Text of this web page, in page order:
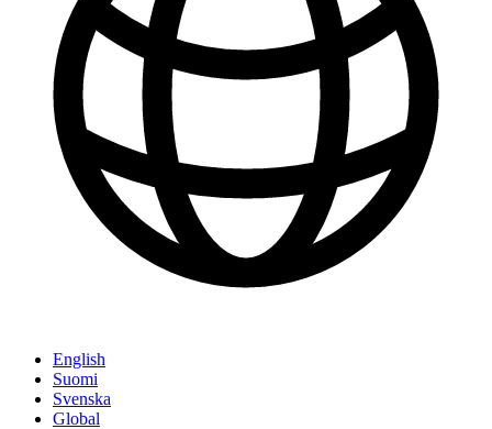
English
Suomi
Svenska
Global